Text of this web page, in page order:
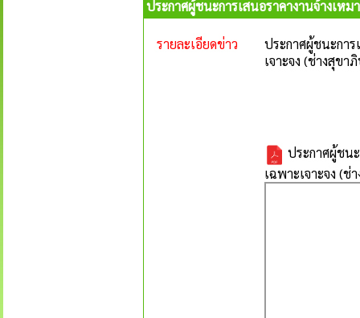
ประกาศผู้ชนะการเสนอราคางานจ้างเห
รายละเอียดข่าว
ประกาศผู้ชนะกา
เจาะจง (ช่างสุขา
ประกาศผู้ชน
เฉพาะเจาะจง (ช่